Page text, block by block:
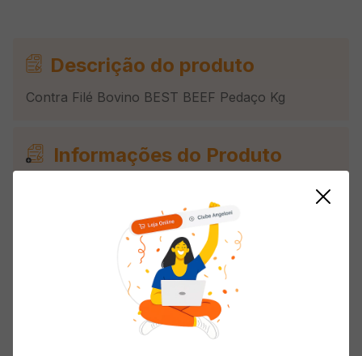
Descrição do produto
Contra Filé Bovino BEST BEEF Pedaço Kg
Informações do Produto
Contrafilé
Pedaço